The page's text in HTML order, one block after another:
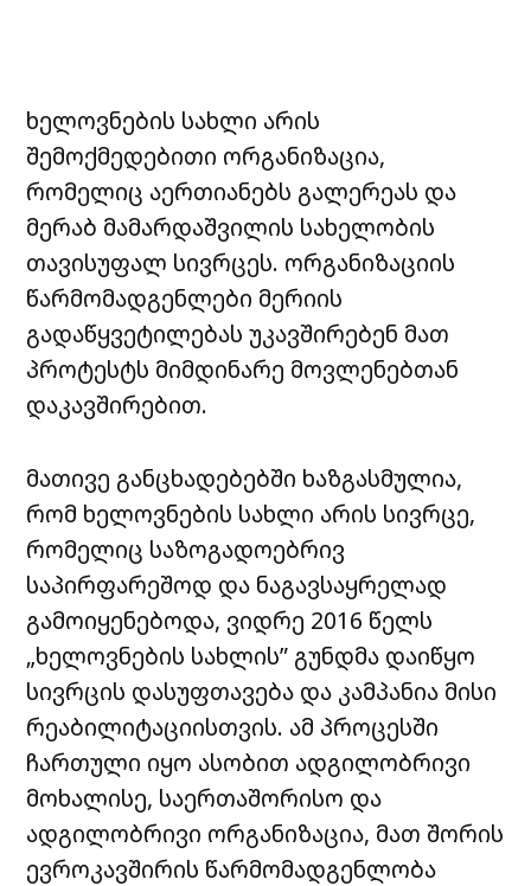
ხელოვნების სახლი არის
შემოქმედებითი ორგანიზაცია,
რომელიც აერთიანებს გალერეას და
მერაბ მამარდაშვილის სახელობის
თავისუფალ სივრცეს. ორგანიზაციის
წარმომადგენლები მერიის
გადაწყვეტილებას უკავშირებენ მათ
პროტესტს მიმდინარე მოვლენებთან
დაკავშირებით.
მათივე განცხადებებში ხაზგასმულია,
რომ ხელოვნების სახლი არის სივრცე,
რომელიც საზოგადოებრივ
საპირფარეშოდ და ნაგავსაყრელად
გამოიყენებოდა, ვიდრე 2016 წელს
„ხელოვნების სახლის” გუნდმა დაიწყო
სივრცის დასუფთავება და კამპანია მისი
რეაბილიტაციისთვის. ამ პროცესში
ჩართული იყო ასობით ადგილობრივი
მოხალისე, საერთაშორისო და
ადგილობრივი ორგანიზაცია, მათ შორის
ევროკავშირის წარმომადგენლობა